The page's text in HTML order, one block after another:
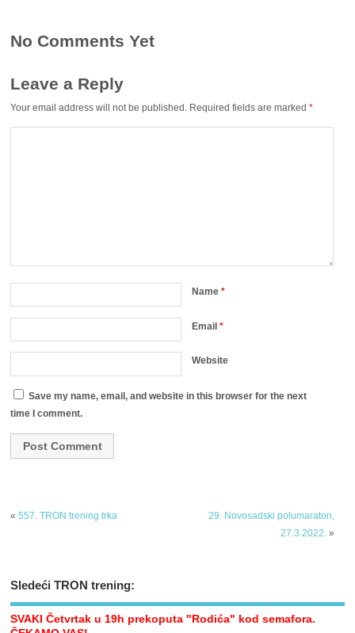
No Comments Yet
Leave a Reply
Your email address will not be published. Required fields are marked*
Name*
Email*
Website
Save my name, email, and website in this browser for the next
time I comment.
«557. TRON trening trka
29. Novosadski polumaraton,
27.3.2022.»
Sledeći TRON trening:
SVAKI Četvrtak u 19h prekoputa "Rodića" kod semafora.